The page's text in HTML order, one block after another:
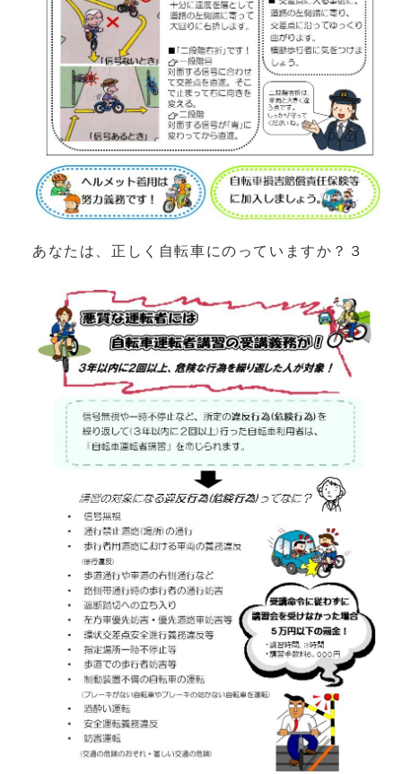
あなたは、正しく自転車にのっていますか？３